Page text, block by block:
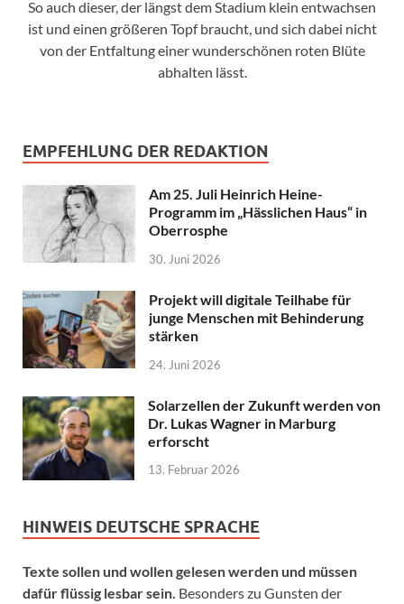
So auch dieser, der längst dem Stadium klein entwachsen
ist und einen größeren Topf braucht, und sich dabei nicht
von der Entfaltung einer wunderschönen roten Blüte
abhalten lässt.
EMPFEHLUNG DER REDAKTION
Am 25. Juli Heinrich Heine-
Programm im „Hässlichen Haus“ in
Oberrosphe
30. Juni 2026
Projekt will digitale Teilhabe für
junge Menschen mit Behinderung
stärken
24. Juni 2026
Solarzellen der Zukunft werden von
Dr. Lukas Wagner in Marburg
erforscht
13. Februar 2026
HINWEIS DEUTSCHE SPRACHE
Texte sollen und wollen gelesen werden und müssen
dafür flüssig lesbar sein. Besonders zu Gunsten der